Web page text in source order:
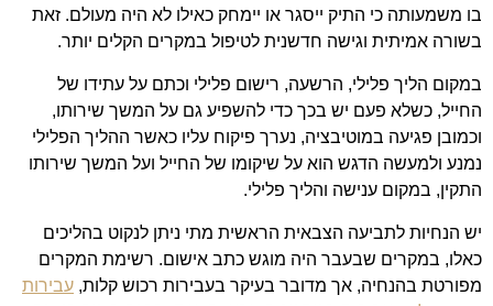
בו משמעותה כי התיק ייסגר או יימחק כאילו לא היה מעולם. זאת
בשורה אמיתית וגישה חדשנית לטיפול במקרים הקלים יותר.
במקום הליך פלילי, הרשעה, רישום פלילי וכתם על עתידו של
החייל, כשלא פעם יש בכך כדי להשפיע גם על המשך שירותו,
וכמובן פגיעה במוטיבציה, נערך פיקוח עליו כאשר ההליך הפלילי
נמנע ולמעשה הדגש הוא על שיקומו של החייל ועל המשך שירותו
התקין, במקום ענישה והליך פלילי.
יש הנחיות לתביעה הצבאית הראשית מתי ניתן לנקוט בהליכים
כאלו, במקרים שבעבר היה מוגש כתב אישום. רשימת המקרים
מפורטת בהנחיה, אך מדובר בעיקר בעבירות רכוש קלות, עבירות